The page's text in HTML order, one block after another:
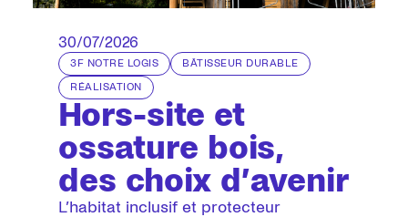
30/07/2026
3F NOTRE LOGIS
BÂTISSEUR DURABLE
RÉALISATION
Hors-site et
ossature bois,
des choix d’avenir
L’habitat inclusif et protecteur